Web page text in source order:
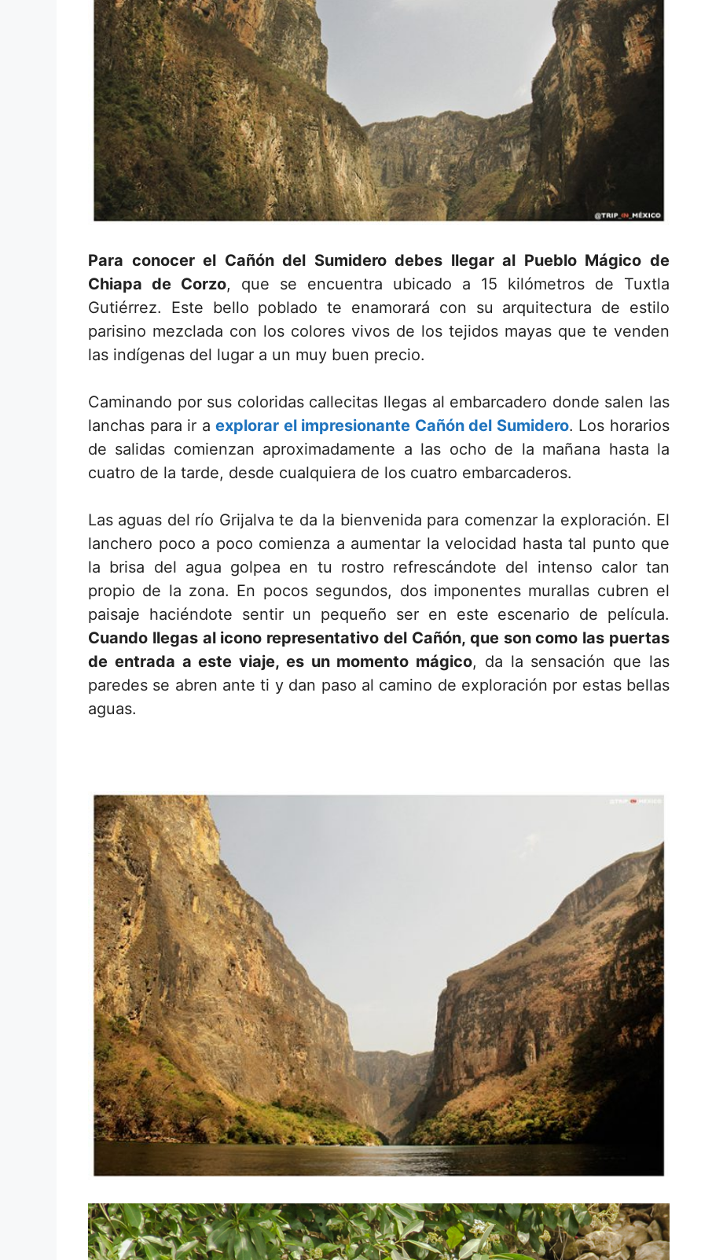
Para conocer el Cañón del Sumidero debes llegar al Pueblo Mágico de
Chiapa de Corzo, que se encuentra ubicado a 15 kilómetros de Tuxtla
Gutiérrez. Este bello poblado te enamorará con su arquitectura de estilo
parisino mezclada con los colores vivos de los tejidos mayas que te venden
las indígenas del lugar a un muy buen precio.
Caminando por sus coloridas callecitas llegas al embarcadero donde salen las
lanchas para ir aexplorar el impresionante Cañón del Sumidero. Los horarios
de salidas comienzan aproximadamente a las ocho de la mañana hasta la
cuatro de la tarde, desde cualquiera de los cuatro embarcaderos.
Las aguas del río Grijalva te da la bienvenida para comenzar la exploración. El
lanchero poco a poco comienza a aumentar la velocidad hasta tal punto que
la brisa del agua golpea en tu rostro refrescándote del intenso calor tan
propio de la zona. En pocos segundos, dos imponentes murallas cubren el
paisaje haciéndote sentir un pequeño ser en este escenario de película.
Cuando llegas al icono representativo del Cañón, que son como las puertas
de entrada a este viaje, es un momento mágico, da la sensación que las
paredes se abren ante ti y dan paso al camino de exploración por estas bellas
aguas.